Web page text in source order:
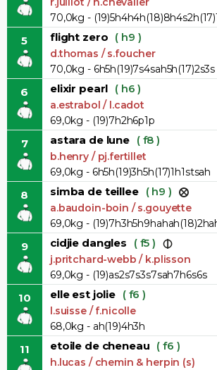
70,0kg -
5 flight zero ( h9 )
d.thomas / s.foucher
70,0kg - 6h5h(19)7s4sah5h(17)2s3s
6 elixir pearl ( h6 )
a.estrabol / l.cadot
69,0kg - (19)7h2h6p1p
7 astara de lune ( f8 )
b.henry / pj.fertillet
69,0kg - 6h5h(19)3h5h(17)1h1stsah
8 simba de teillee ( h9 )
a.baudoin-boin / s.gouyette
69,0kg -
9 cidjie dangles ( f5 )
j.pritchard-webb / k.plisson
69,0kg - (19)as2s7s3s7sah7h6s6s
10 elle est jolie ( f6 )
l.suisse / f.nicolle
68,0kg - ah(19)4h3h
11 etoile de cheneau ( f6 )
h.lucas / chemin & herpin (s)